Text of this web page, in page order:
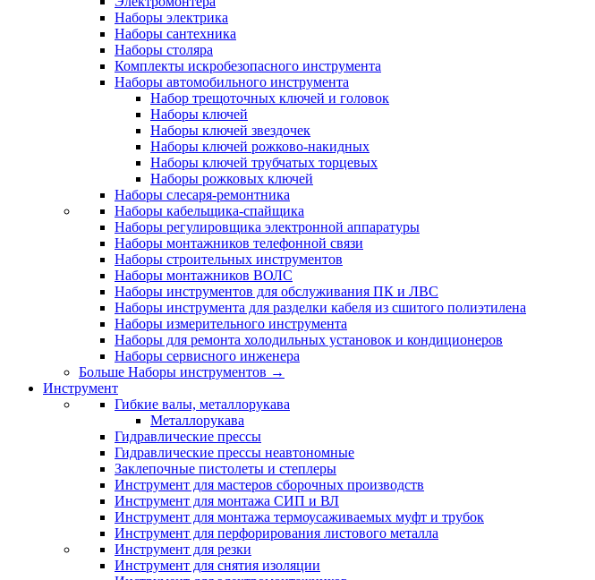
Наборы электрика
Наборы сантехника
Наборы столяра
Комплекты искробезопасного инструмента
Наборы автомобильного инструмента
Набор трещоточных ключей и головок
Наборы ключей
Наборы ключей звездочек
Наборы ключей рожково-накидных
Наборы ключей трубчатых торцевых
Наборы рожковых ключей
Наборы слесаря-ремонтника
Наборы кабельщика-спайщика
Наборы регулировщика электронной аппаратуры
Наборы монтажников телефонной связи
Наборы строительных инструментов
Наборы монтажников ВОЛС
Наборы инструментов для обслуживания ПК и ЛВС
Наборы инструмента для разделки кабеля из сшитого полиэтилена
Наборы измерительного инструмента
Наборы для ремонта холодильных установок и кондиционеров
Наборы сервисного инженера
Больше Наборы инструментов →
Инструмент
Гибкие валы, металлорукава
Металлорукава
Гидравлические прессы
Гидравлические прессы неавтономные
Заклепочные пистолеты и степлеры
Инструмент для мастеров сборочных производств
Инструмент для монтажа СИП и ВЛ
Инструмент для монтажа термоусаживаемых муфт и трубок
Инструмент для перфорирования листового металла
Инструмент для резки
Инструмент для снятия изоляции